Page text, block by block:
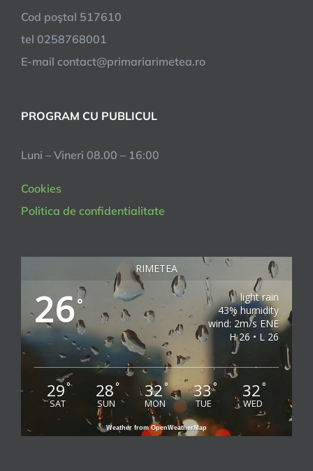
Cod poştal 517610
tel 0258768001
E-mail contact@primariarimetea.ro
PROGRAM CU PUBLICUL
Luni – Vineri 08.00 – 16:00
Cookies
Politica de confidentialitate
RIMETEA
26°
light rain
43% humidity
wind: 2m/s ENE
H 26 • L 26
29°
SAT
28°
SUN
32°
MON
33°
TUE
32°
WED
Weather from OpenWeatherMap